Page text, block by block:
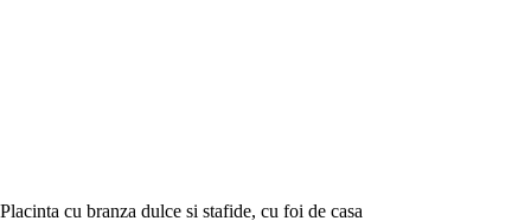
Placinta cu branza dulce si stafide, cu foi de casa